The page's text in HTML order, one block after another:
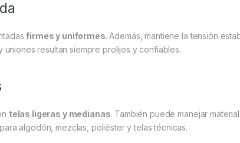
firmes y uniformes. Además, mantiene la tensión
uniones resultan siempre prolijos y confiables.
telas ligeras y medianas. También puede manejar
algodón, mezclas, poliéster y telas técnicas.